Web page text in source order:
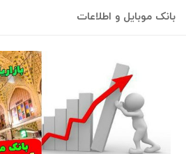
بانک موبایل و اطلاعات